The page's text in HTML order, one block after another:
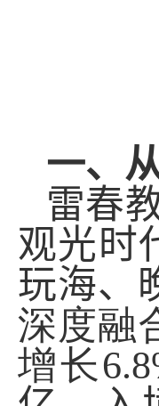
一、
雷春
观光时
玩海、
深度融
增长